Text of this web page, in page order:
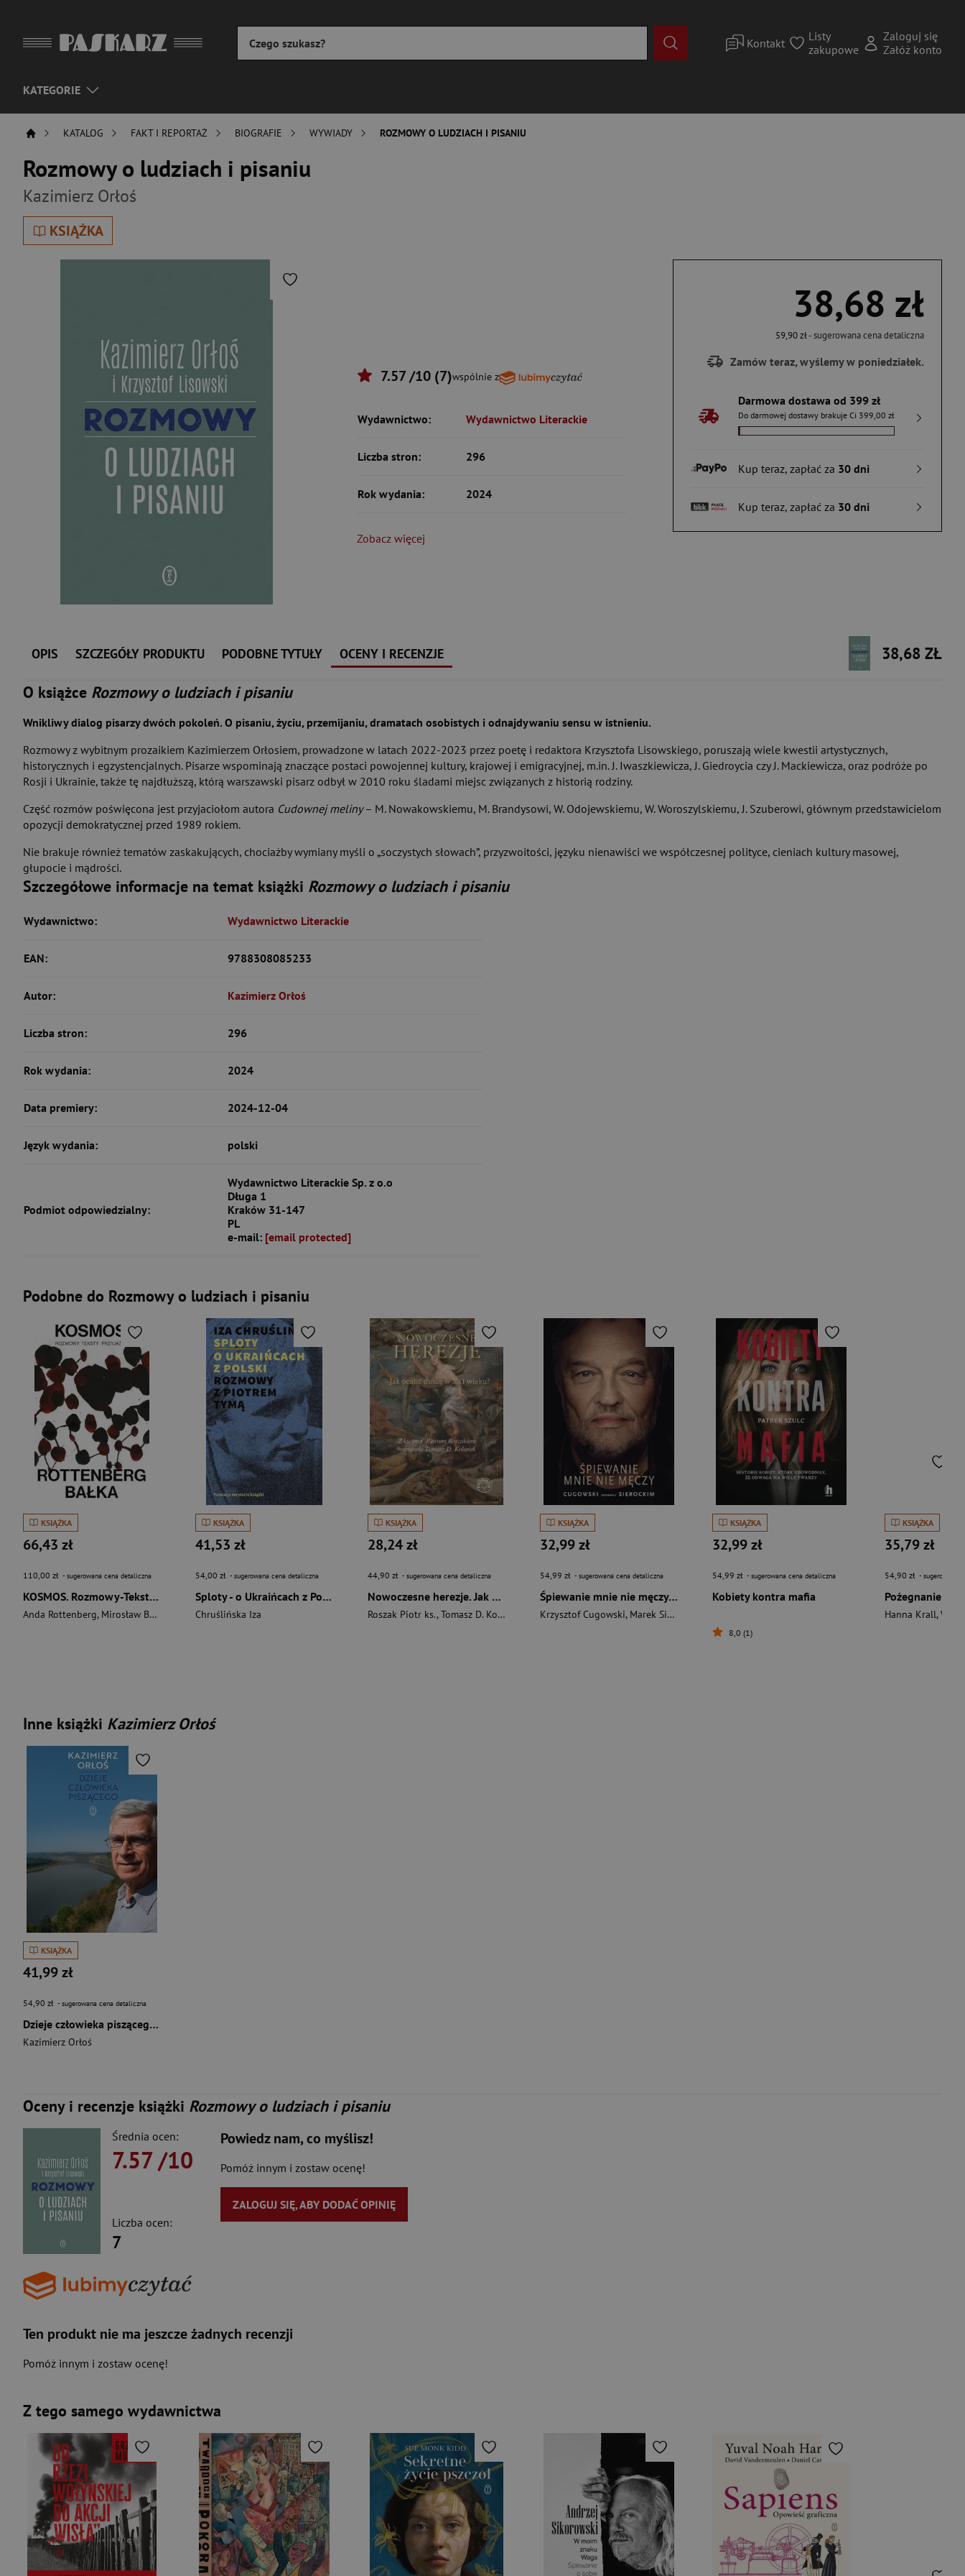
Kontakt
Listy
zakupowe
Zaloguj się
Załóż konto
KATEGORIE
KATALOG FAKT I REPORTAŻ BIOGRAFIE WYWIADY ROZMOWY O LUDZIACH I PISANIU
Rozmowy o ludziach i pisaniu
Kazimierz Orłoś
KSIĄŻKA
38,68 zł
59,90 zł- sugerowana cena detaliczna
Zamów teraz, wyślemy w poniedziałek.
Darmowa dostawa od 399 zł
Do darmowej dostawy brakuje Ci 399,00 zł
Kup teraz, zapłać za 30 dni
Kup teraz, zapłać za 30 dni
7.57 /10 (7)wspólnie z
Wydawnictwo: Wydawnictwo Literackie
Liczba stron: 296
Rok wydania: 2024
Zobacz więcej
OPIS SZCZEGÓŁY PRODUKTU PODOBNE TYTUŁY OCENY I RECENZJE
38,68 ZŁ
O książce Rozmowy o ludziach i pisaniu
Wnikliwy dialog pisarzy dwóch pokoleń. O pisaniu, życiu, przemijaniu, dramatach osobistych i odnajdywaniu sensu w istnieniu.
Rozmowy z wybitnym prozaikiem Kazimierzem Orłosiem, prowadzone w latach 2022-2023 przez poetę i redaktora Krzysztofa Lisowskiego, poruszają wiele kwestii artystycznych,
historycznych i egzystencjalnych. Pisarze wspominają znaczące postaci powojennej kultury, krajowej i emigracyjnej, m.in. J. Iwaszkiewicza, J. Giedroycia czy J. Mackiewicza, oraz podróże po
Rosji i Ukrainie, także tę najdłuższą, którą warszawski pisarz odbył w 2010 roku śladami miejsc związanych z historią rodziny.
Część rozmów poświęcona jest przyjaciołom autora Cudownej meliny– M. Nowakowskiemu, M. Brandysowi, W. Odojewskiemu, W. Woroszylskiemu, J. Szuberowi, głównym przedstawicielom
opozycji demokratycznej przed 1989 rokiem.
Nie brakuje również tematów zaskakujących, chociażby wymiany myśli o „soczystych słowach”, przyzwoitości, języku nienawiści we współczesnej polityce, cieniach kultury masowej,
głupocie i mądrości.
Szczegółowe informacje na temat książki Rozmowy o ludziach i pisaniu
Wydawnictwo: Wydawnictwo Literackie
EAN: 9788308085233
Autor: Kazimierz Orłoś
Liczba stron: 296
Rok wydania: 2024
Data premiery: 2024-12-04
Język wydania: polski
Podmiot odpowiedzialny:
Wydawnictwo Literackie Sp. z o.o
Długa 1
Kraków 31-147
PL
e-mail: [email protected]
Podobne do Rozmowy o ludziach i pisaniu
KSIĄŻKA
66,43 zł
110,00 zł - sugerowana cena detaliczna
KOSMOS. Rozmowy-Teksty-Przyjaźń
Anda Rottenberg, Mirosław Bałka
KSIĄŻKA
41,53 zł
54,00 zł - sugerowana cena detaliczna
Sploty - o Ukraińcach z Polski. Rozmowy z Piotrem Tymą
Chruślińska Iza
KSIĄŻKA
28,24 zł
44,90 zł - sugerowana cena detaliczna
Nowoczesne herezje. Jak ocalić duszę w XXI wieku?
Roszak Piotr ks.,Tomasz D. Kolanek
KSIĄŻKA
32,99 zł
54,99 zł - sugerowana cena detaliczna
Śpiewanie mnie nie męczy. Cugowski rozmawia z Sierockim
Krzysztof Cugowski, Marek Sierocki
KSIĄŻKA
32,99 zł
54,99 zł - sugerowana cena detaliczna
Kobiety kontra mafia
8,0 (1)
KSIĄŻKA
35,79 zł
54,90 zł - sugerowana
Hanna Krall,
Inne książki Kazimierz Orłoś
KSIĄŻKA
41,99 zł
54,90 zł - sugerowana cena detaliczna
Dzieje człowieka piszącego Autobiografia autora Dziejów dwóch rodzin
Kazimierz Orłoś
Oceny i recenzje książki Rozmowy o ludziach i pisaniu
Średnia ocen:
7.57/10
Liczba ocen:
7
Powiedz nam, co myślisz!
Pomóż innym i zostaw ocenę!
ZALOGUJ SIĘ, ABY DODAĆ OPINIĘ
Ten produkt nie ma jeszcze żadnych recenzji
Pomóż innym i zostaw ocenę!
Z tego samego wydawnictwa